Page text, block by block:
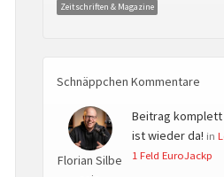
Zeitschriften & Magazine
Schnäppchen Kommentare
Florian Silbe
Beitrag
ist wieder da! in
1 Feld EuroJackp